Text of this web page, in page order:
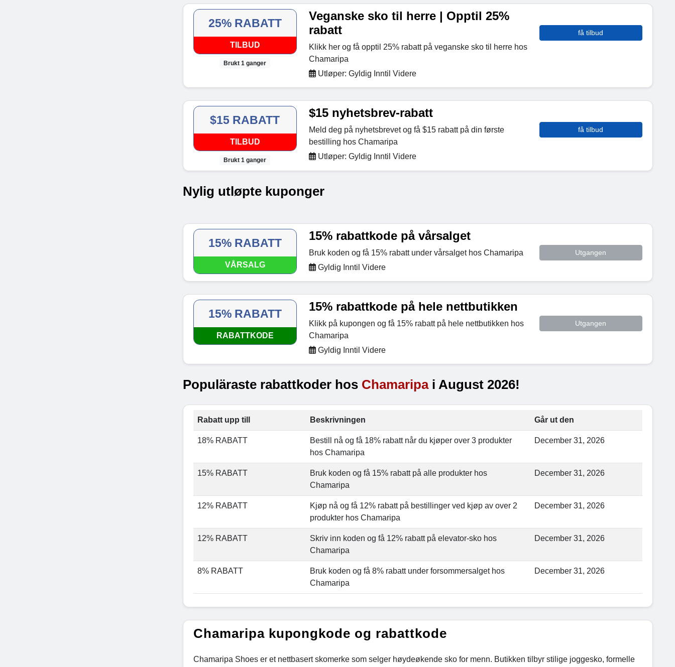
25% RABATT
TILBUD
Brukt 1 ganger
Veganske sko til herre | Opptil 25%
rabatt
Klikk her og få opptil 25% rabatt på veganske sko til herre hos
Chamaripa
Utløper: Gyldig Inntil Videre
få tilbud
$15 RABATT
TILBUD
Brukt 1 ganger
$15 nyhetsbrev-rabatt
Meld deg på nyhetsbrevet og få $15 rabatt på din første
bestilling hos Chamaripa
Utløper: Gyldig Inntil Videre
få tilbud
Nylig utløpte kuponger
15% RABATT
VÅRSALG
15% rabattkode på vårsalget
Bruk koden og få 15% rabatt under vårsalget hos Chamaripa
Gyldig Inntil Videre
Utgangen
15% RABATT
RABATTKODE
15% rabattkode på hele nettbutikken
Klikk på kupongen og få 15% rabatt på hele nettbutikken hos
Chamaripa
Gyldig Inntil Videre
Utgangen
Populäraste rabattkoder hos Chamaripai August 2026!
Rabatt upp till Beskrivningen Går ut den
18% RABATT
Bestill nå og få 18% rabatt når du kjøper over 3 produkter
hos Chamaripa
December 31, 2026
15% RABATT
Bruk koden og få 15% rabatt på alle produkter hos
Chamaripa
December 31, 2026
12% RABATT
Kjøp nå og få 12% rabatt på bestillinger ved kjøp av over 2
produkter hos Chamaripa
December 31, 2026
12% RABATT
Skriv inn koden og få 12% rabatt på elevator-sko hos
Chamaripa
December 31, 2026
8% RABATT
Bruk koden og få 8% rabatt under forsommersalget hos
Chamaripa
December 31, 2026
Chamaripa kupongkode og rabattkode
Chamaripa Shoes er et nettbasert skomerke som selger høydeøkende sko for menn. Butikken tilbyr stilige joggesko, formelle